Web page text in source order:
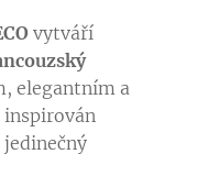
vytváří
elegantním a
inspirován